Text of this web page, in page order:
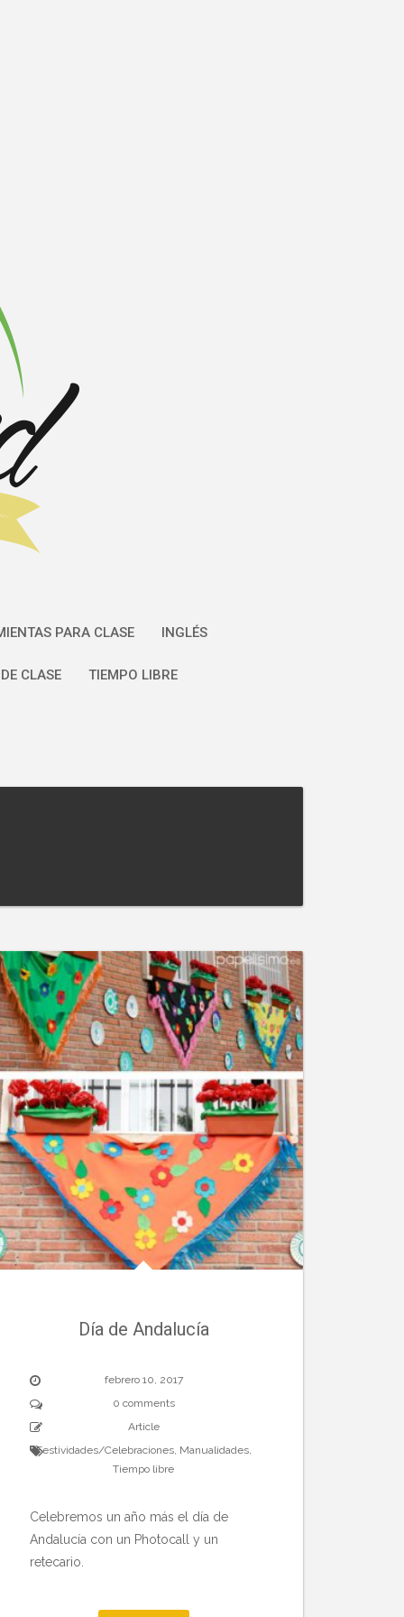
PARA CLASE INGLÉS
CLASE TIEMPO LIBRE
Día de Andalucía
febrero 10, 2017
0 comments
Article
Festividades/Celebraciones, Manualidades,
Tiempo libre
Celebremos un año más el día de
Andalucía con un Photocall y un
retecario.